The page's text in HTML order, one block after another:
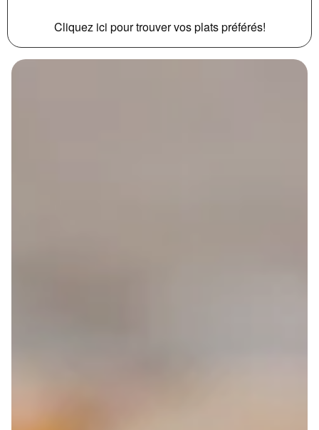
Cliquez ici pour trouver vos plats préférés!